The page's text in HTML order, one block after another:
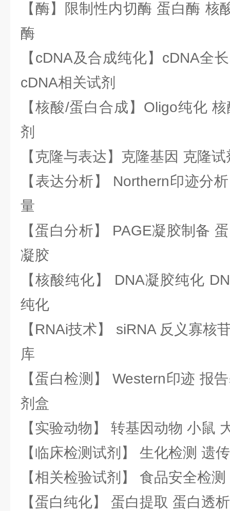
【酶】限制性内切酶 蛋白酶 核
酶
【cDNA及合成纯化】cDNA全
cDNA相关试剂
【核酸/蛋白合成】Oligo纯化
剂
【克隆与表达】克隆基因 克隆
【表达分析】 Northern印迹分
量
【蛋白分析】 PAGE凝胶制备
凝胶
【核酸纯化】 DNA凝胶纯化
纯化
【RNAi技术】 siRNA 反义寡核
库
【蛋白检测】 Western印迹 报
剂盒
【实验动物】 转基因动物 小鼠
【临床检测试剂】 生化检测 遗
【相关检验试剂】 食品安全检
【蛋白纯化】 蛋白提取 蛋白透